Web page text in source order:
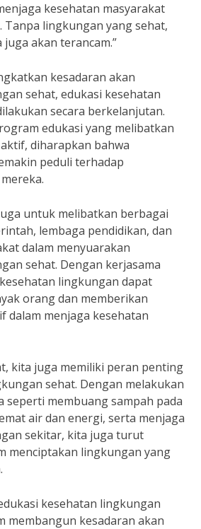
kesehatan masyarakat
Tanpa lingkungan yang sehat,
akan terancam.”
kesadaran akan
sehat, edukasi kesehatan
secara berkelanjutan.
edukasi yang melibatkan
diharapkan bahwa
peduli terhadap
untuk melibatkan berbagai
lembaga pendidikan, dan
dalam menyuarakan
sehat. Dengan kerjasama
lingkungan dapat
orang dan memberikan
dalam menjaga kesehatan
kita juga memiliki peran penting
sehat. Dengan melakukan
seperti membuang sampah pada
air dan energi, serta menjaga
sekitar, kita juga turut
menciptakan lingkungan yang
kesehatan lingkungan
membangun kesadaran akan